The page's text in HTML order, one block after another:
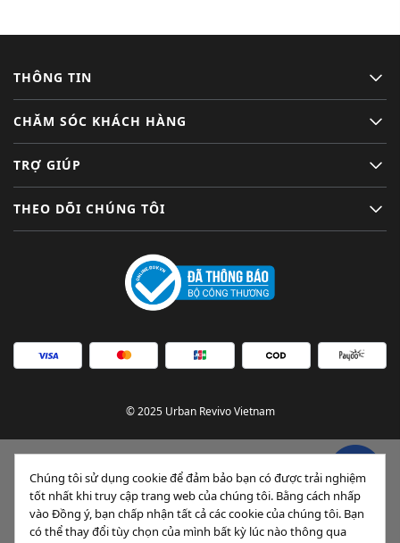
THÔNG TIN
CHĂM SÓC KHÁCH HÀNG
TRỢ GIÚP
THEO DÕI CHÚNG TÔI
© 2025 Urban Revivo Vietnam
Chúng tôi sử dụng cookie để đảm bảo bạn có được trải nghiệm
tốt nhất khi truy cập trang web của chúng tôi. Bằng cách nhấp
vào Đồng ý, bạn chấp nhận tất cả các cookie của chúng tôi. Bạn
có thể thay đổi tùy chọn của mình bất kỳ lúc nào thông qua